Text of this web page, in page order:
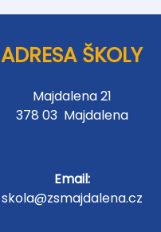
ADRESA ŠKOLY
Majdalena 21
378 03 Majdalena
Email:
skola@zsmajdalena.cz